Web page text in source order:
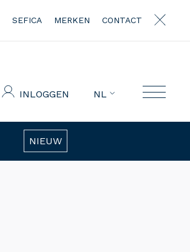
SEFICA MERKEN CONTACT
INLOGGEN NL
NIEUW